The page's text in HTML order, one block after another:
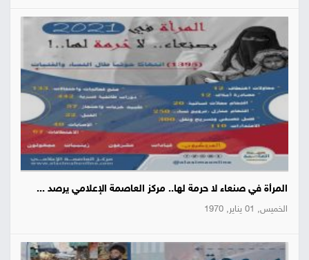
المرأة في صنعاء لا حرمة لها.. مركز العاصمة الإعلامي يرصد ...
الخميس, 01 يناير, 1970